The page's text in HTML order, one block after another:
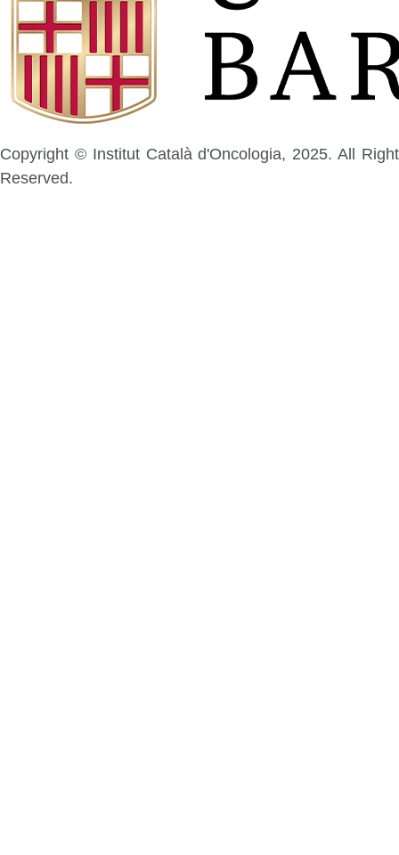
Copyright © Institut Català d'Oncologia, 2025. All Right
Reserved.